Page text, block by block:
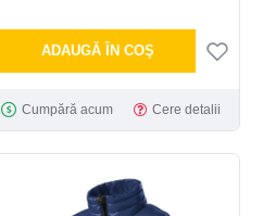
ADAUGĂ ÎN COŞ
Cumpără acum Cere detalii